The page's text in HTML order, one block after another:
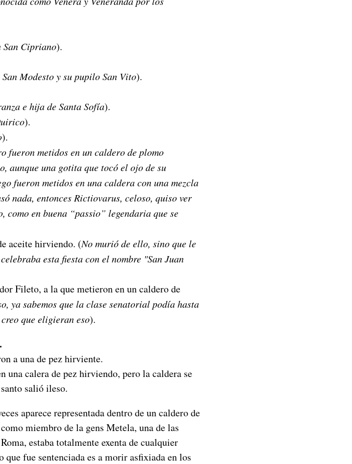
San Cipriano).
Modesto y su pupilo San Vito).
e hija de Santa Sofía).
).
).
fueron metidos en un caldero de plomo
aunque una gotita que tocó el ojo de su
fueron metidos en una caldera con una mezcla
nada, entonces Rictiovarus, celoso, quiso ver
en buena “passio” legendaria que se
aceite hirviendo. (No murió de ello, sino que le
esta fiesta con el nombre "San Juan
Fileto, a la que metieron en un caldero de
ya sabemos que la clase senatorial podía hasta
que eligieran eso).
a una de pez hirviente.
una calera de pez hirviendo, pero la caldera se
salió ileso.
aparece representada dentro de un caldero de
miembro de la gens Metela, una de las
estaba totalmente exenta de cualquier
fue sentenciada es a morir asfixiada en los